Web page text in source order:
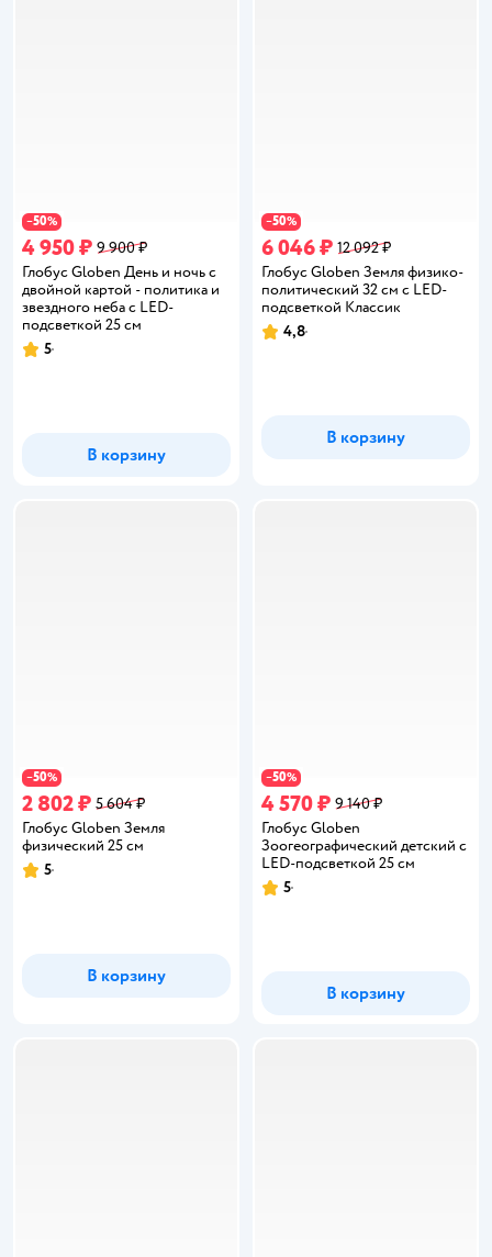
−50%
4 950 ₽ 9 900 ₽
Глобус Globen День и ночь с
двойной картой - политика и
звездного неба с LED-
подсветкой 25 см
Рейтинг:
5
В корзину
−50%
6 046 ₽ 12 092 ₽
Глобус Globen Земля физико-
политический 32 см с LED-
подсветкой Классик
Рейтинг:
4,8
В корзину
−50%
2 802 ₽ 5 604 ₽
Глобус Globen Земля
физический 25 см
Рейтинг:
5
В корзину
−50%
4 570 ₽ 9 140 ₽
Глобус Globen
Зоогеографический детский с
LED-подсветкой 25 см
Рейтинг:
5
В корзину